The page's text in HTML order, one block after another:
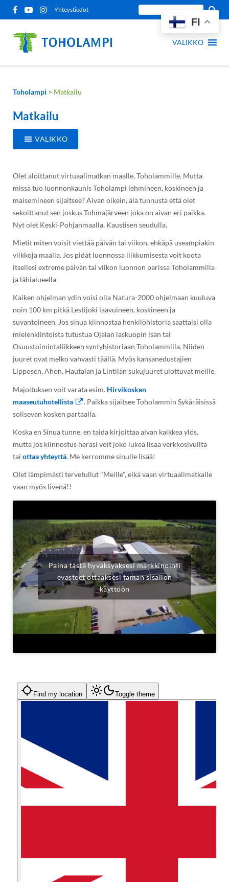
Siirry
sisältöön
Yhteystiedot
sivustolta:
VALIKKO
Toholampi > Matkailu
Matkailu
VALIKKO
Olet aloittanut virtuaalimatkan maalle, Toholammille. Mutta
missä tuo luonnonkaunis Toholampi lehmineen, koskineen ja
maisemineen sijaitsee? Aivan oikein, älä tunnusta että olet
sekoittanut sen joskus Tohmajärveen joka on aivan eri paikka.
Nyt olet Keski-Pohjanmaalla, Kaustisen seudulla.
Mietit miten voisit viettää päivän tai viikon, ehkäpä useampiakin
viikkoja maalla. Jos pidät luonnossa liikkumisesta voit koota
itsellesi extreme päivän tai viikon luonnon parissa Toholammilla
ja lähialueella.
Kaiken ohjelman ydin voisi olla Natura-2000 ohjelmaan kuuluva
noin 100 km pitkä Lestijoki laavuineen, koskineen ja
suvantoineen. Jos sinua kiinnostaa henkilöhistoria saattaisi olla
mielenkiintoista tutustua Ojalan laskuopin isän tai
Osuustoimintaliikkeen syntyhistoriaan Toholammilla. Niiden
juuret ovat melko vahvasti täällä. Myös kansanedustajien
Lipposen, Ahon, Hautalan ja Lintilän sukujuuret ulottuvat meille.
Majoituksen voit varata esim. Hirvikosken
maaseutuhotellista
. Paikka sijaitsee Toholammin Sykäräisissä
solisevan kosken partaalla.
Koska en Sinua tunne, en taida kirjoittaa aivan kaikkea ylös,
mutta jos kiinnostus heräsi voit joko lukea lisää verkkosivuilta
tai ottaa yhteyttä. Me kerromme sinulle lisää!
Olet lämpimästi tervetullut "Meille", eikä vaan virtuaalimatkalle
vaan myös livenä!!
Paina tästä hyväksyäksesi markkinointi
evästeet ottaaksesi tämän sisällön
käyttöön
FI